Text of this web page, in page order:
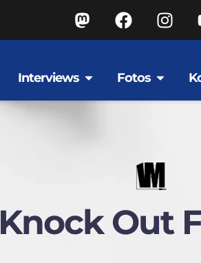
Interviews Fotos
Knock Out